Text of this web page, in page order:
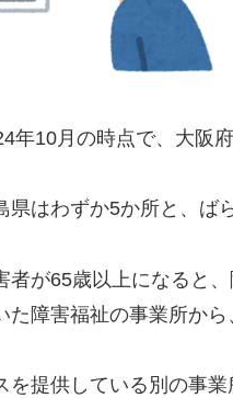
年10月の時点で、大阪
県はわずか5か所と、ば
者が65歳以上になると
た障害福祉の事業所から
を提供している別の事業